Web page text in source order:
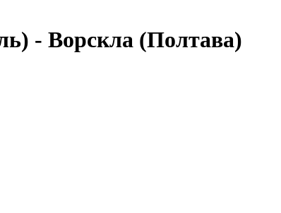
- Ворскла (Полтава)